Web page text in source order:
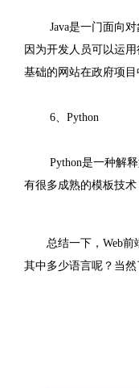
Java是一门面向
因为开发人员可以运
基础的网站在政府项
6、Python
Python是一种解
有很多成熟的模板技术
总结一下，Web前端
其中多少语言呢？当